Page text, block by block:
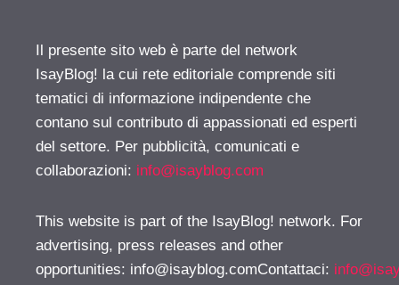
Il presente sito web è parte del network
IsayBlog! la cui rete editoriale comprende siti
tematici di informazione indipendente che
contano sul contributo di appassionati ed esperti
del settore. Per pubblicità, comunicati e
collaborazioni: info@isayblog.com
This website is part of the IsayBlog! network. For
advertising, press releases and other
opportunities: info@isayblog.comContattaci: